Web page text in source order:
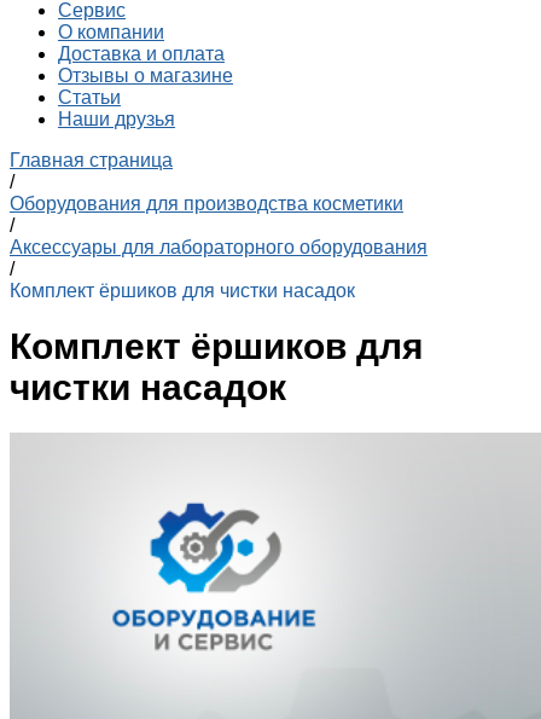
Сервис
О компании
Доставка и оплата
Отзывы о магазине
Статьи
Наши друзья
Главная страница
/
Оборудования для производства косметики
/
Аксессуары для лабораторного оборудования
/
Комплект ёршиков для чистки насадок
Комплект ёршиков для
чистки насадок